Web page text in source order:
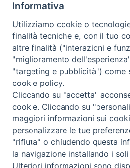
DOCUMENTI PASTORALI
ORARI MESSE
LITURGIA DELLE ORE
GALLERIE FOTOGRAFICHE
GALLERIE VIDEO
Informativa
Utilizziamo cookie o
finalità tecniche e, con il tuo
altre finalità ("interazioni e
"miglioramento
"targeting e pubblicità") come
cookie policy.
Cliccando su "accetta"
cookie. Cliccando su
maggiori informazioni sui
personalizzare le tue
"rifiuta" o chiudendo questa
la navigazione installando i
Ulteriori informazioni sono